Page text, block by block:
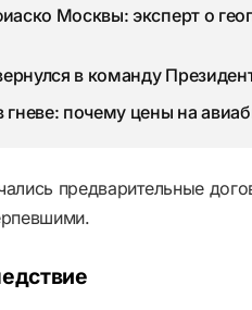
Москвы: эксперт о
в команду
гневе: почему цены на
предварительные